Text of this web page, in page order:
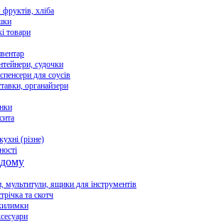
хліба
товари
судочки
для соусів
органайзери
(різне)
мультитули, ящики для інструментів
та скотч